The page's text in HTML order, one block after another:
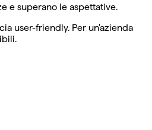
e superano le aspettative.
user-friendly. Per un'azienda